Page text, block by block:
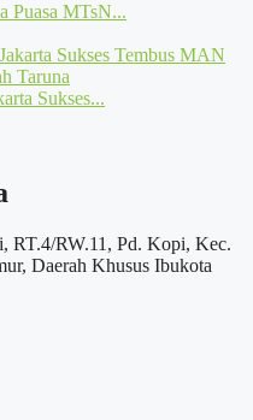
Puasa MTsN...
Sukses...
RT.4/RW.11, Pd. Kopi, Kec.
Daerah Khusus Ibukota